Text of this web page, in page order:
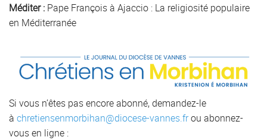
Méditer : Pape François à Ajaccio : La religiosité populaire
en Méditerranée
Si vous n’êtes pas encore abonné, demandez-le
à chretiensenmorbihan@diocese-vannes.frou abonnez-
vous en ligne :